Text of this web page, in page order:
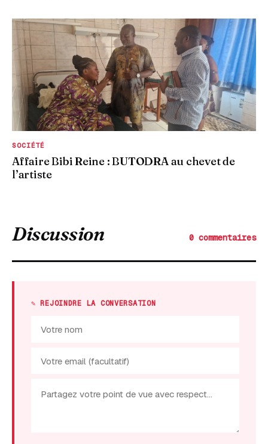
SOCIÉTÉ
Affaire Bibi Reine : BUTODRA au chevet de
l’artiste
Discussion 0 commentaires
✎ REJOINDRE LA CONVERSATION